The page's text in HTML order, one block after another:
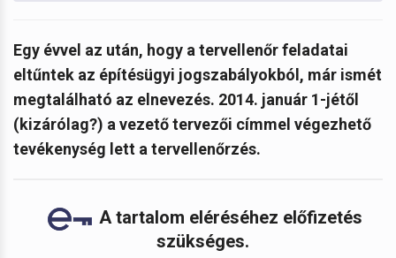
Egy évvel az után, hogy a tervellenőr feladatai
eltűntek az építésügyi jogszabályokból, már ismét
megtalálható az elnevezés. 2014. január 1-jétől
(kizárólag?) a vezető tervezői címmel végezhető
tevékenység lett a tervellenőrzés.
A tartalom eléréséhez előfizetés
szükséges.